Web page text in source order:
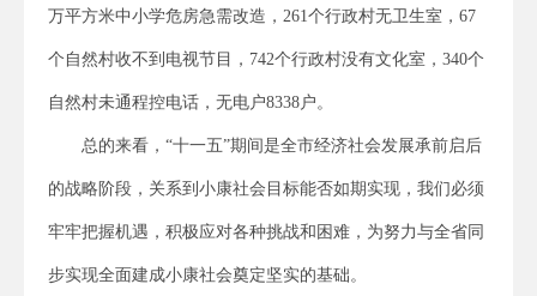
万平方米中小学危房急需改造，261个行政村无卫生室，67
个自然村收不到电视节目，742个行政村没有文化室，340个
自然村未通程控电话，无电户8338户。
总的来看，“十一五”期间是全市经济社会发展承前启后
的战略阶段，关系到小康社会目标能否如期实现，我们必须
牢牢把握机遇，积极应对各种挑战和困难，为努力与全省同
步实现全面建成小康社会奠定坚实的基础。